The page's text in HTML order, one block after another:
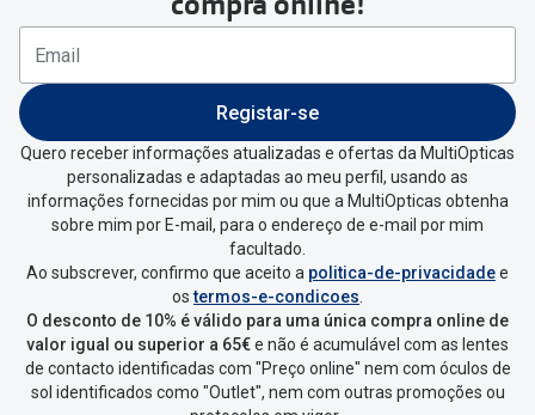
Registar-se
Quero receber informações atualizadas e ofertas da MultiOpticas
personalizadas e adaptadas ao meu perfil, usando as
informações fornecidas por mim ou que a MultiOpticas obtenha
sobre mim por E-mail, para o endereço de e-mail por mim
facultado.
Ao subscrever, confirmo que aceito a politica-de-privacidadee
ostermos-e-condicoes.
O desconto de 10% é válido para uma única compra online de
valor igual ou superior a 65€e não é acumulável com as lentes
de contacto identificadas com "Preço online" nem com óculos de
sol identificados como "Outlet", nem com outras promoções ou